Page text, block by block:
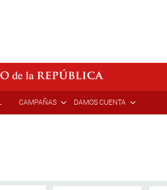
CAMPAÑAS DAMOS CUENTA